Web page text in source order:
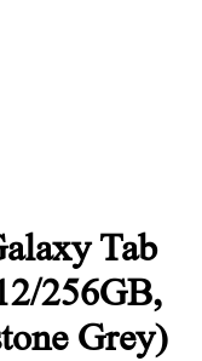
Tab
256GB,
Grey)